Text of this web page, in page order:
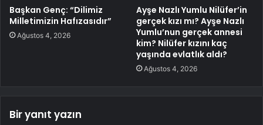
Başkan Genç: “Dilimiz
Milletimizin Hafızasıdır”
Ağustos 4, 2026
Ayşe Nazlı Yumlu Nilüfer’in
gerçek kızı mı? Ayşe Nazlı
Yumlu’nun gerçek annesi
kim? Nilüfer kızını kaç
yaşında evlatlık aldı?
Ağustos 4, 2026
Bir yanıt yazın